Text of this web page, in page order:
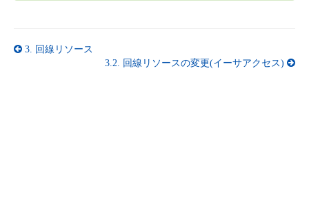
3. 回線リソース
3.2. 回線リソースの変更(イーサアクセス)